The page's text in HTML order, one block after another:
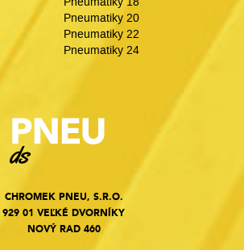
Pneumatiky 20
Pneumatiky 22
Pneumatiky 24
CHROMEK PNEU, S.R.O.
929 01 VEĽKÉ DVORNÍKY
NOVÝ RAD 460